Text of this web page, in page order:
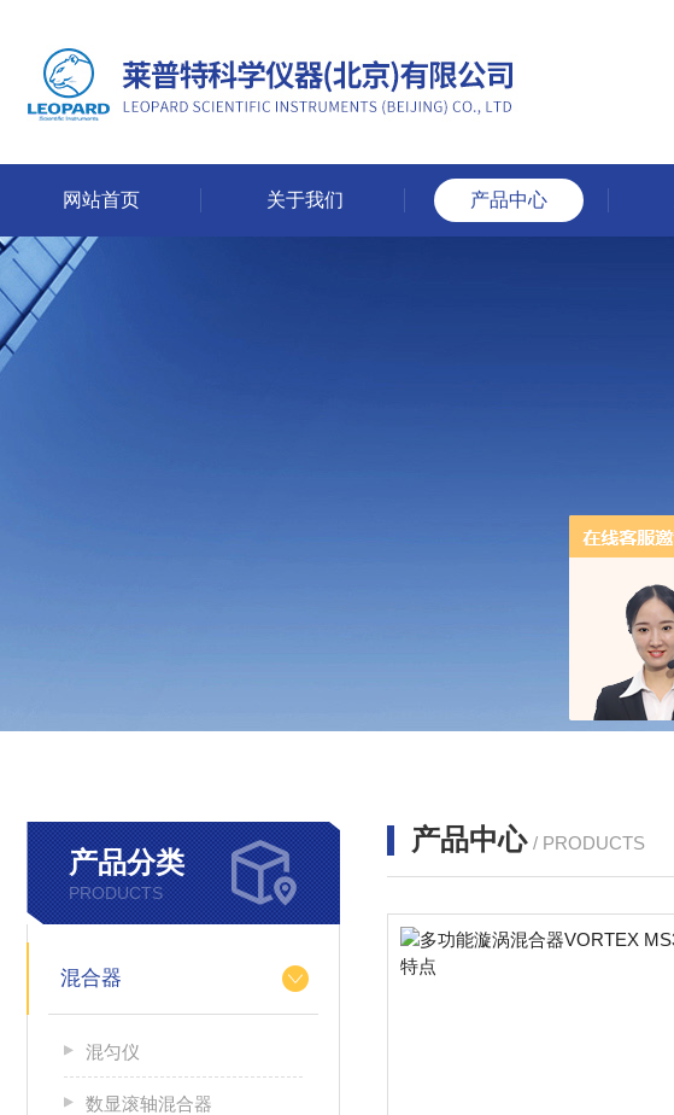
网站首页 关于我们 产品中心
产品分类
PRODUCTS
混合器
混匀仪
数显滚轴混合器
产品中心 / PRODUCTS